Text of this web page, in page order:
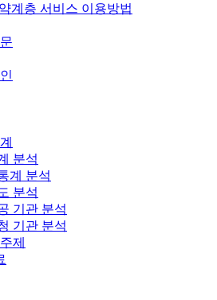
계층 서비스 이용방법
분석
계 분석
분석
기관 분석
기관 분석
제